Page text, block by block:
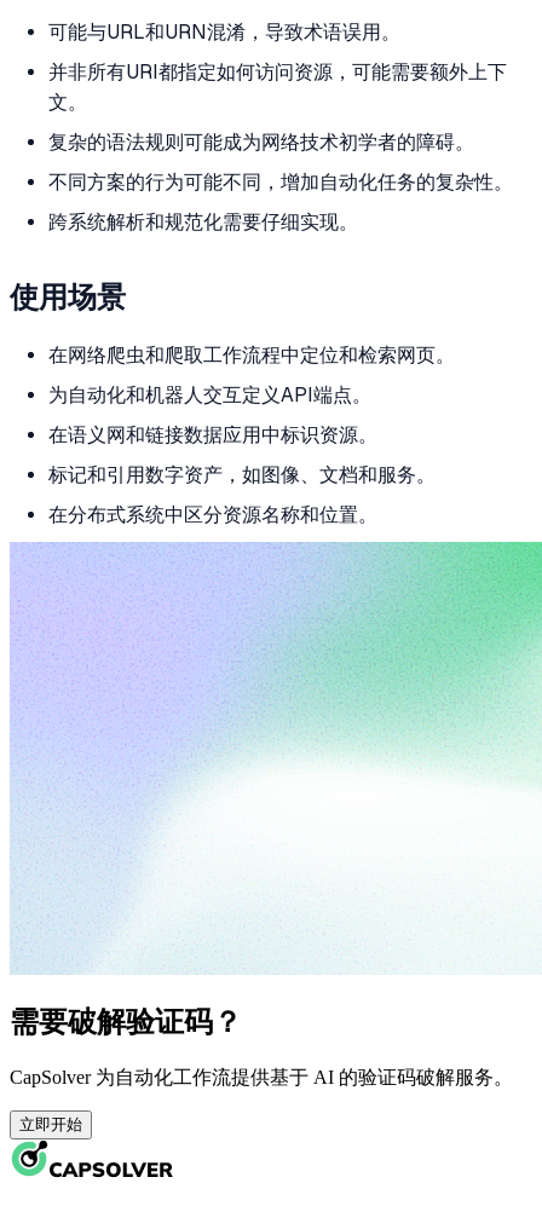
可能与URL和URN混淆，导致术语误用。
并非所有URI都指定如何访问资源，可能需要额外上下
文。
复杂的语法规则可能成为网络技术初学者的障碍。
不同方案的行为可能不同，增加自动化任务的复杂性。
跨系统解析和规范化需要仔细实现。
使用场景
在网络爬虫和爬取工作流程中定位和检索网页。
为自动化和机器人交互定义API端点。
在语义网和链接数据应用中标识资源。
标记和引用数字资产，如图像、文档和服务。
在分布式系统中区分资源名称和位置。
需要破解验证码？
CapSolver 为自动化工作流提供基于 AI 的验证码破解服务。
立即开始